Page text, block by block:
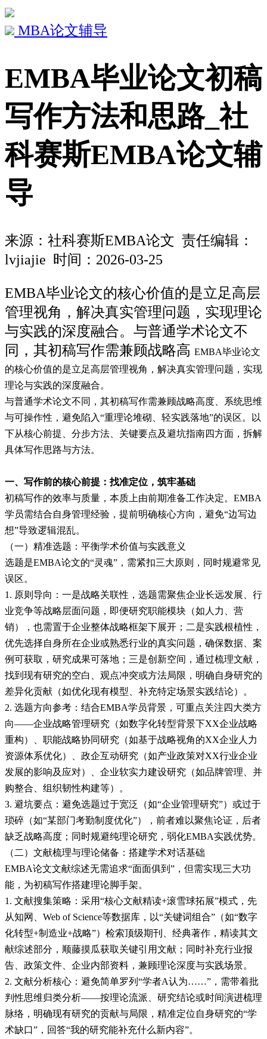
MBA论文辅导
EMBA毕业论文初稿
写作方法和思路_社
科赛斯EMBA论文辅
导
来源： 社科赛斯EMBA论文 责任编辑：
lvjiajie 时间：2026-03-25
EMBA毕业论文的核心价值的是立足高层
管理视角，解决真实管理问题，实现理论
与实践的深度融合。与普通学术论文不
同，其初稿写作需兼顾战略高 EMBA毕业论文
的核心价值的是立足高层管理视角，解决真实管理问题，实现
理论与实践的深度融合。
与普通学术论文不同，其初稿写作需兼顾战略高度、系统思维
与可操作性，避免陷入“重理论堆砌、轻实践落地”的误区。以
下从核心前提、分步方法、关键要点及避坑指南四方面，拆解
具体写作思路与方法。
一、写作前的核心前提：找准定位，筑牢基础
初稿写作的效率与质量，本质上由前期准备工作决定。EMBA
学员需结合自身管理经验，提前明确核心方向，避免“边写边
想”导致逻辑混乱。
（一）精准选题：平衡学术价值与实践意义
选题是EMBA论文的“灵魂”，需紧扣三大原则，同时规避常见
误区。
1. 原则导向：一是战略关联性，选题需聚焦企业长远发展、行
业竞争等战略层面问题，即便研究职能模块（如人力、营
销），也需置于企业整体战略框架下展开；二是实践根植性，
优先选择自身所在企业或熟悉行业的真实问题，确保数据、案
例可获取，研究成果可落地；三是创新空间，通过梳理文献，
找到现有研究的空白、观点冲突或方法局限，明确自身研究的
差异化贡献（如优化现有模型、补充特定场景实践结论）。
2. 选题方向参考：结合EMBA学员背景，可重点关注四大类方
向——企业战略管理研究（如数字化转型背景下XX企业战略
重构）、职能战略协同研究（如基于战略视角的XX企业人力
资源体系优化）、政企互动研究（如产业政策对XX行业企业
发展的影响及应对）、企业软实力建设研究（如品牌管理、并
购整合、组织韧性构建等）。
3. 避坑要点：避免选题过于宽泛（如“企业管理研究”）或过于
琐碎（如“某部门考勤制度优化”），前者难以聚焦论证，后者
缺乏战略高度；同时规避纯理论研究，弱化EMBA实践优势。
（二）文献梳理与理论储备：搭建学术对话基础
EMBA论文文献综述无需追求“面面俱到”，但需实现三大功
能，为初稿写作搭建理论脚手架。
1. 文献搜集策略：采用“核心文献精读+滚雪球拓展”模式，先
从知网、Web of Science等数据库，以“关键词组合”（如“数字
化转型+制造业+战略”）检索顶级期刊、经典著作，精读其文
献综述部分，顺藤摸瓜获取关键引用文献；同时补充行业报
告、政策文件、企业内部资料，兼顾理论深度与实践场景。
2. 文献分析核心：避免简单罗列“学者A认为……”，需带着批
判性思维归类分析——按理论流派、研究结论或时间演进梳理
脉络，明确现有研究的贡献与局限，精准定位自身研究的“学
术缺口”，回答“我的研究能补充什么新内容”。